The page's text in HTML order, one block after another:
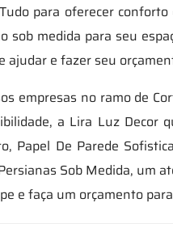
para oferecer
sob medida para seu
ajudar e fazer seu
empresas no ramo de
a Lira Luz Decor
Papel De Parede
Sob Medida, um
e faça um orçamento